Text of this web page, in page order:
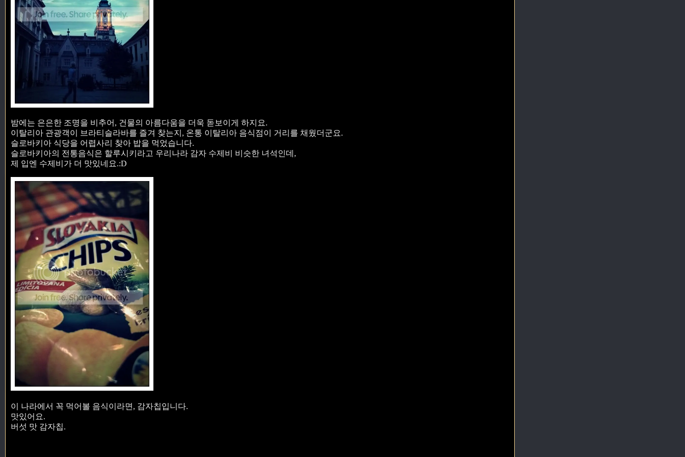
밤에는 은은한 조명을 비추어, 건물의 아름다움을 더욱 돋보이게 하지요.
이탈리아 관광객이 브라티슬라바를 즐겨 찾는지, 온통 이탈리아 음식점이 거리를 채웠더군요.
슬로바키아 식당을 어렵사리 찾아 밥을 먹었습니다.
슬로바키아의 전통음식은 할루시키라고 우리나라 감자 수제비 비슷한 녀석인데,
제 입엔 수제비가 더 맛있네요.:D
이 나라에서 꼭 먹어볼 음식이라면, 감자칩입니다.
맛있어요.
버섯 맛 감자칩.